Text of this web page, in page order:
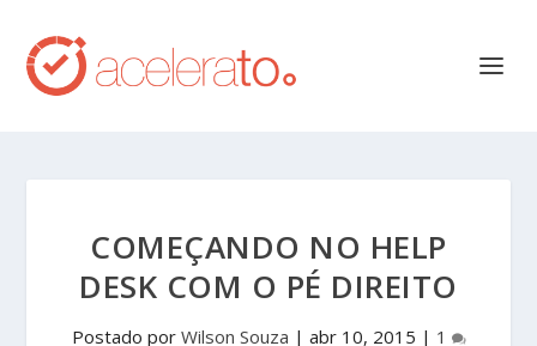
COMEÇANDO NO HELP
DESK COM O PÉ DIREITO
Postado por Wilson Souza | abr 10, 2015 | 1